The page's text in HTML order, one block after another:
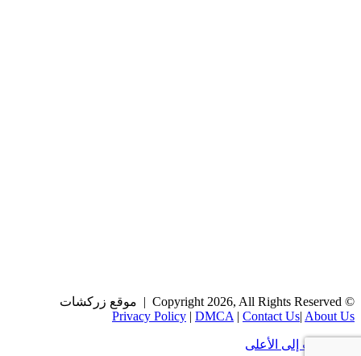
© Copyright 2026, All Rights Reserved | موقع زركشات
Privacy Policy | DMCA| Contact Us| About Us
زر الذهاب إلى الأعلى